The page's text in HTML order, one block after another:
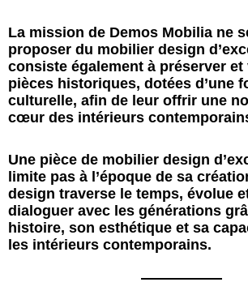
La mission de Demos Mobilia ne
proposer du mobilier design
consiste également à préserver
pièces historiques, dotées d’une
culturelle, afin de leur offrir une
cœur des intérieurs
Une pièce de mobilier design
limite pas à l’époque de sa
design traverse le temps, évolue
dialoguer avec les générations
histoire, son esthétique et sa
les intérieurs contemporains.